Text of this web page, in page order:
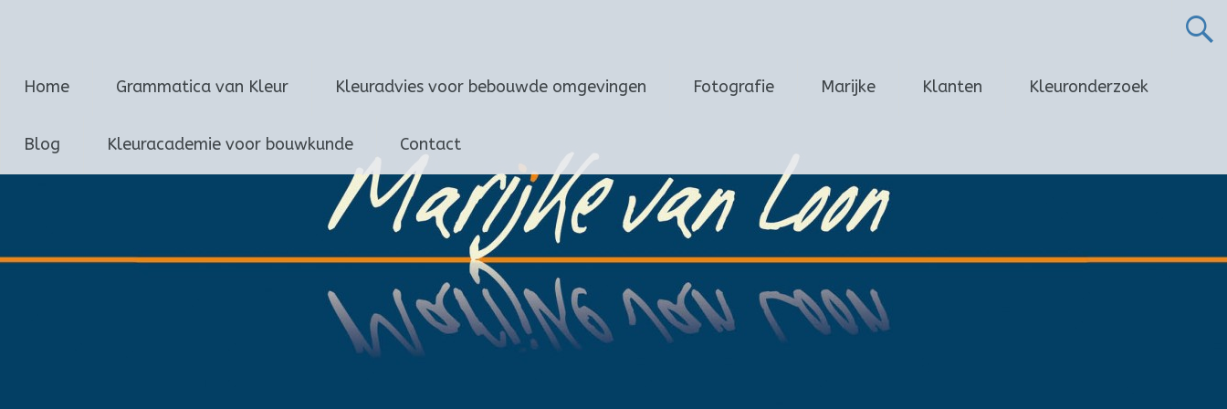
naar
inhoud
Home Grammatica van Kleur Kleuradvies voor bebouwde omgevingen Fotografie Marijke Klanten Kleuronderzoek
Blog Kleuracademie voor bouwkunde Contact